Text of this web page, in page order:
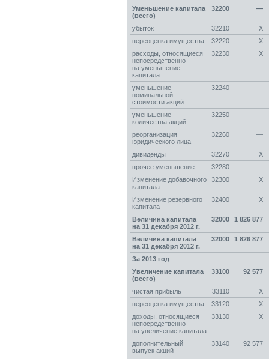
Уменьшение капитала
(всего)
32200 —
убыток 32210
Х
переоценка имущества
32220
Х
расходы, относящиеся
непосредственно
на уменьшение
капитала
32230 Х
уменьшение
номинальной
стоимости акций
32240 —
уменьшение
количества акций
32250 —
реорганизация
юридического лица
32260 —
дивиденды 32270
Х
прочее уменьшение
32280
—
Изменение добавочного
капитала
32300 Х
Изменение резервного
капитала
32400 Х
Величина капитала
на 31 декабря 2012 г.
32000 1 826 877
Величина капитала
на 31 декабря 2012 г.
32000 1 826 877
За 2013 год
Увеличение капитала
(всего)
33100 92 577
чистая прибыль 33110
Х
переоценка имущества
33120
Х
доxоды, относящиеся
непосредственно
на увеличение капитала
33130 Х
дополнительный
выпуск акций
33140 92 577